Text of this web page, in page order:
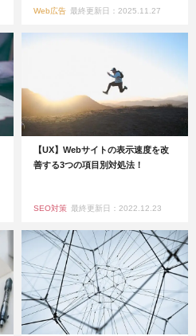
Web広告 最終更新日：2025.11.27
【UX】Webサイトの表示速度を改
善する3つの項目別対処法！
SEO対策 最終更新日：2022.12.23